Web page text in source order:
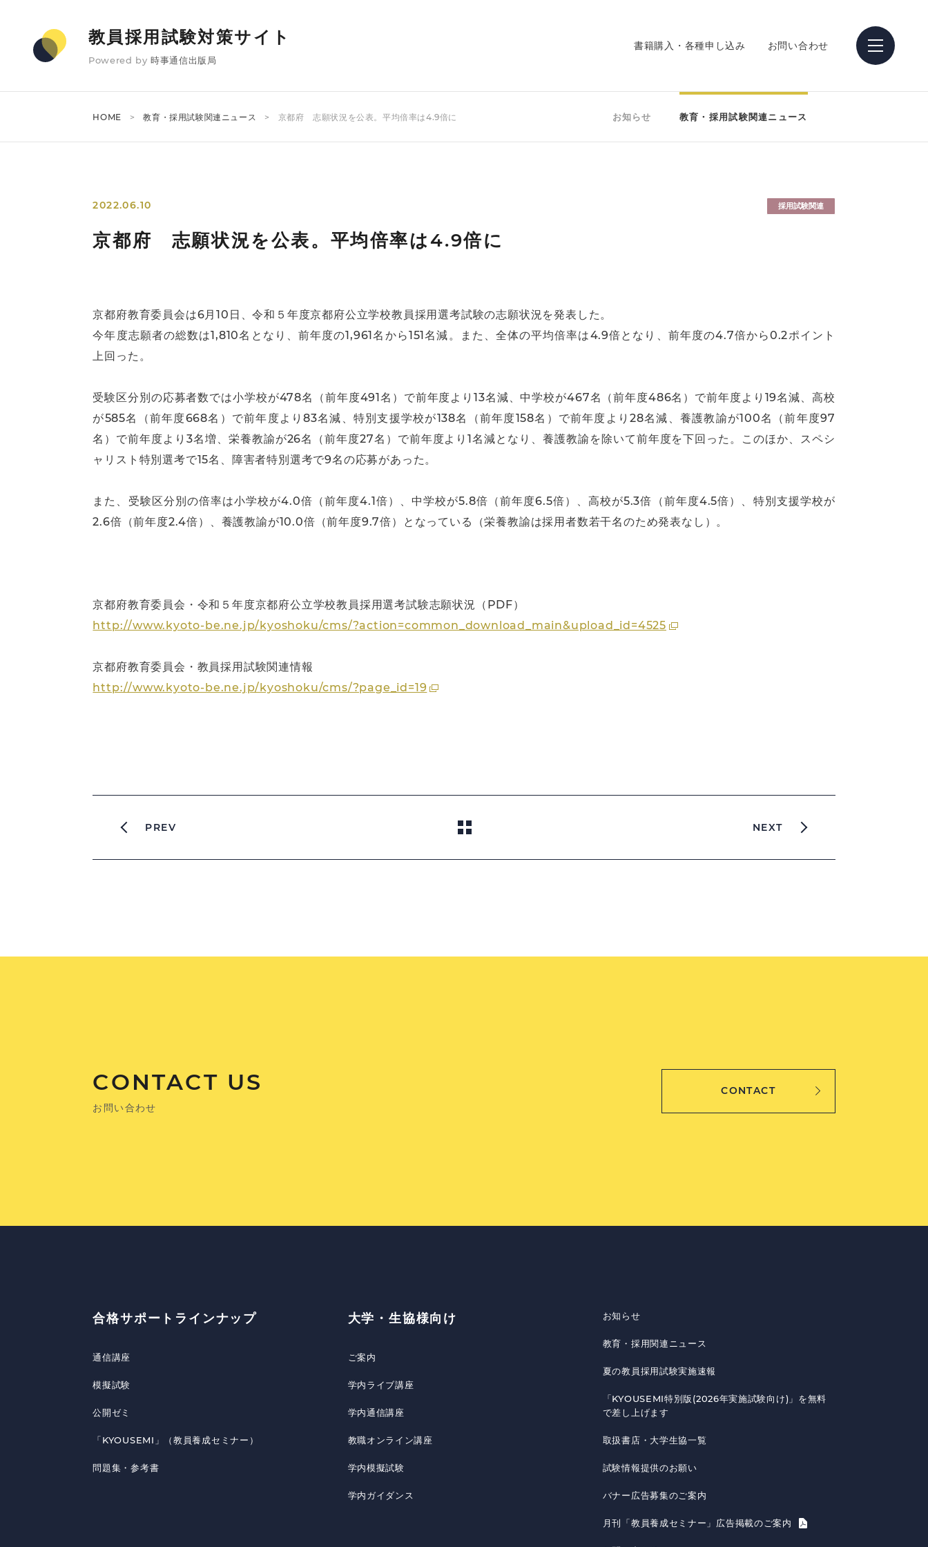
教員採用試験対策サイト
Powered by 時事通信出版局
書籍購入・各種申し込み お問い合わせ
HOME 教育・採用試験関連ニュース 京都府 志願状況を公表。平均倍率は4.9倍に お知らせ 教育・採用試験関連ニュース
2022.06.10 採用試験関連
京都府 志願状況を公表。平均倍率は4.9倍に
京都府教育委員会は6月10日、令和５年度京都府公立学校教員採用選考試験の志願状況を発表した。
今年度志願者の総数は1,810名となり、前年度の1,961名から151名減。また、全体の平均倍率は4.9倍となり、前年度の4.7倍から0.2ポイント
上回った。
受験区分別の応募者数では小学校が478名（前年度491名）で前年度より13名減、中学校が467名（前年度486名）で前年度より19名減、高校
が585名（前年度668名）で前年度より83名減、特別支援学校が138名（前年度158名）で前年度より28名減、養護教諭が100名（前年度97
名）で前年度より3名増、栄養教諭が26名（前年度27名）で前年度より1名減となり、養護教諭を除いて前年度を下回った。このほか、スペシ
ャリスト特別選考で15名、障害者特別選考で9名の応募があった。
また、受験区分別の倍率は小学校が4.0倍（前年度4.1倍）、中学校が5.8倍（前年度6.5倍）、高校が5.3倍（前年度4.5倍）、特別支援学校が
2.6倍（前年度2.4倍）、養護教諭が10.0倍（前年度9.7倍）となっている（栄養教諭は採用者数若干名のため発表なし）。
京都府教育委員会・令和５年度京都府公立学校教員採用選考試験志願状況（PDF）
http://www.kyoto-be.ne.jp/kyoshoku/cms/?action=common_download_main&upload_id=4525
京都府教育委員会・教員採用試験関連情報
http://www.kyoto-be.ne.jp/kyoshoku/cms/?page_id=19
PREV NEXT
CONTACT US
お問い合わせ
CONTACT
合格サポートラインナップ
通信講座
模擬試験
公開ゼミ
「KYOUSEMI」（教員養成セミナー）
問題集・参考書
大学・生協様向け
ご案内
学内ライブ講座
学内通信講座
教職オンライン講座
学内模擬試験
学内ガイダンス
お知らせ
教育・採用関連ニュース
夏の教員採用試験実施速報
「KYOUSEMI特別版(2026年実施試験向け)」を無料
で差し上げます
取扱書店・大学生協一覧
試験情報提供のお願い
バナー広告募集のご案内
月刊「教員養成セミナー」広告掲載のご案内